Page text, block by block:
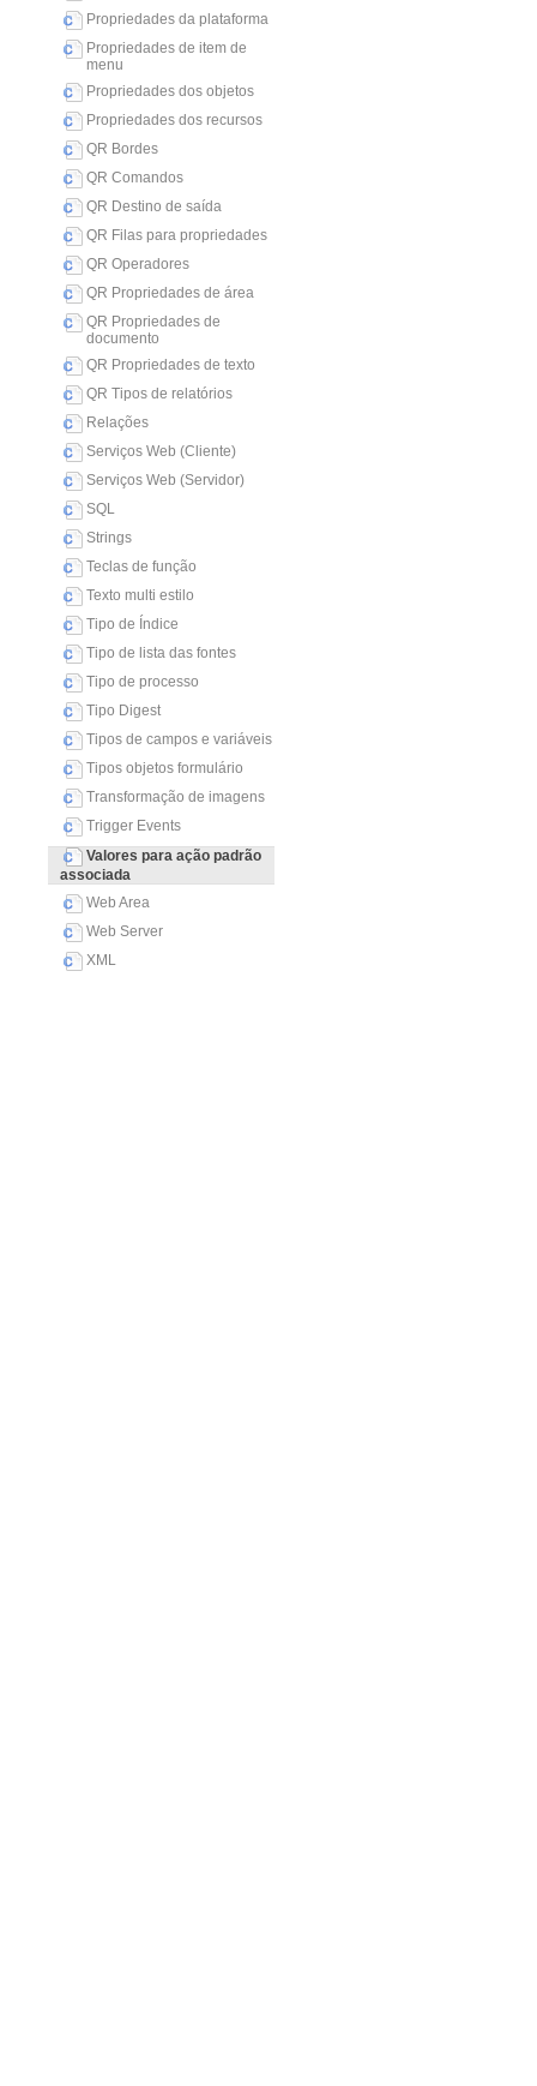
Propriedades da plataforma
Propriedades de item de
menu
Propriedades dos objetos
Propriedades dos recursos
QR Bordes
QR Comandos
QR Destino de saída
QR Filas para propriedades
QR Operadores
QR Propriedades de área
QR Propriedades de
documento
QR Propriedades de texto
QR Tipos de relatórios
Relações
Serviços Web (Cliente)
Serviços Web (Servidor)
SQL
Strings
Teclas de função
Texto multi estilo
Tipo de Índice
Tipo de lista das fontes
Tipo de processo
Tipo Digest
Tipos de campos e variáveis
Tipos objetos formulário
Transformação de imagens
Trigger Events
Valores para ação padrão
associada
Web Area
Web Server
XML